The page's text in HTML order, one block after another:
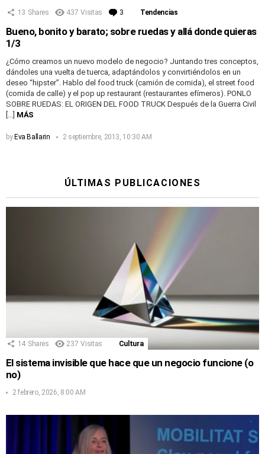
13 Shares 437 Visitas 3 Comentarios
Tendencias
Bueno, bonito y barato; sobre ruedas y allá donde quieras
1/3
¿Cómo creamos un nuevo modelo de negocio? Juntando tres conceptos,
dándoles una vuelta de tuerca, adaptándolos y convirtiéndolos en un
deseo “hipster”. Hablo del food truck (camión de comida), el street food
(comida de calle) y el pop up restaurant (restaurantes efímeros). PONLO
SOBRE RUEDAS: EL ORIGEN DEL FOOD TRUCK Después de la Guerra Civil
[…] MÁS
by Eva Ballarin 2 septiembre, 2013, 10:30 AM
ÚLTIMAS PUBLICACIONES
14 Shares 237 Visitas Cultura
El sistema invisible que hace que un negocio funcione (o
no)
2 febrero, 2026, 8:00 AM